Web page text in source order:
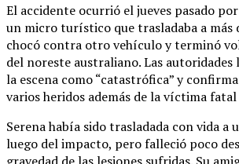
El accidente ocurrió el jueves pasado
un micro turístico que trasladaba a más
chocó contra otro vehículo y terminó
del noreste australiano. Las
la escena como “catastrófica” y
varios heridos además de la víctima
Serena había sido trasladada con vida a
luego del impacto, pero falleció poco